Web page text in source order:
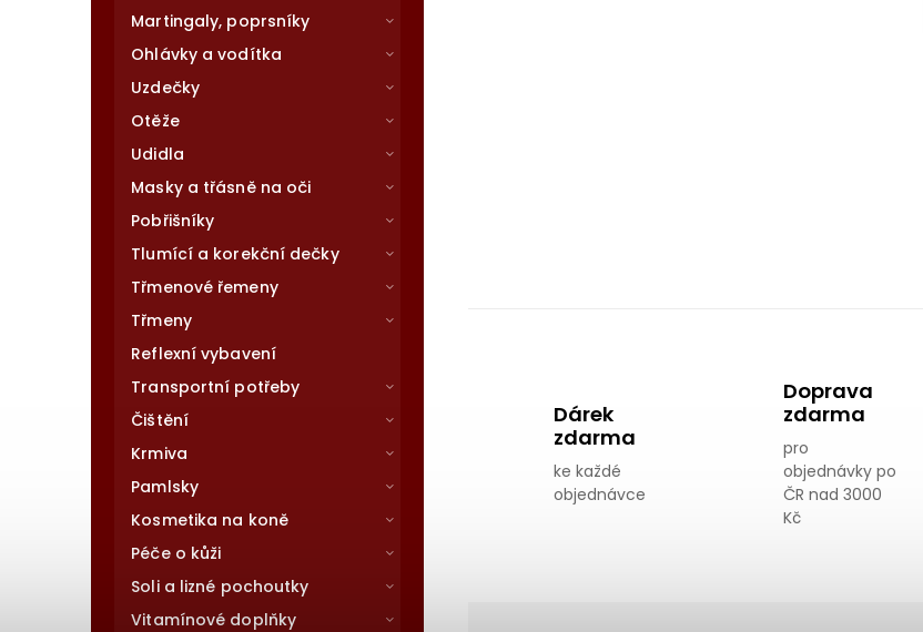
Martingaly, poprsníky
Ohlávky a vodítka
Uzdečky
Otěže
Udidla
Masky a třásně na oči
Pobřišníky
Tlumící a korekční dečky
Třmenové řemeny
Třmeny
Reflexní vybavení
Transportní potřeby
Čištění
Krmiva
Pamlsky
Kosmetika na koně
Péče o kůži
Soli a lizné pochoutky
Vitamínové doplňky
Dárek
zdarma
ke každé
objednávce
Doprava
zdarma
pro
objednávky po
ČR nad 3000
Kč